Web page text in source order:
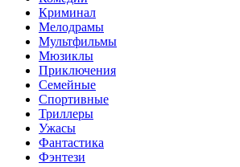
Криминал
Мелодрамы
Мультфильмы
Мюзиклы
Приключения
Семейные
Спортивные
Триллеры
Ужасы
Фантастика
Фэнтези